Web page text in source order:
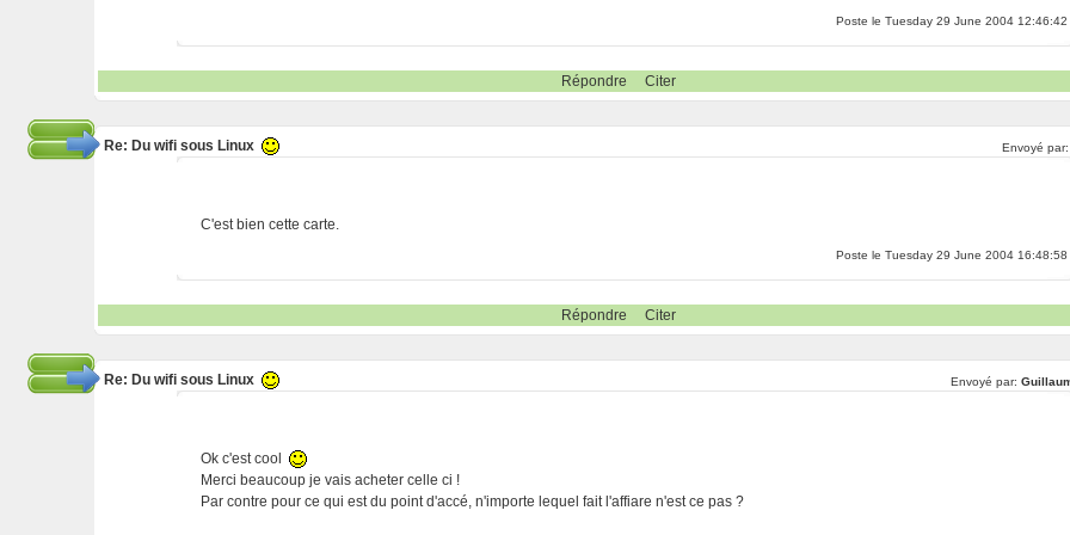
Poste le Tuesday 29 June 2004 12:46:42
Répondre Citer
Re: Du wifi sous Linux Envoyé par:
C'est bien cette carte.
Poste le Tuesday 29 June 2004 16:48:58
Répondre Citer
Re: Du wifi sous Linux Envoyé par:
Ok c'est cool
Merci beaucoup je vais acheter celle ci !
Par contre pour ce qui est du point d'accé, n'importe lequel fait l'affiare n'est ce pas ?